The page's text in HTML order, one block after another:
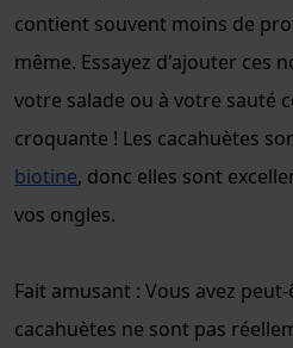
contient souvent moins de
même. Essayez d'ajouter ces
votre salade ou à votre sauté
croquante ! Les cacahuètes
biotine, donc elles sont
vos ongles.
Fait amusant : Vous avez
cacahuètes ne sont pas